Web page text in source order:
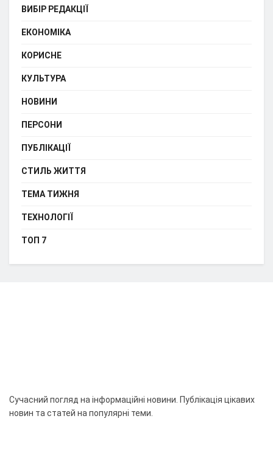
ВИБІР РЕДАКЦІЇ
ЕКОНОМІКА
КОРИСНЕ
КУЛЬТУРА
НОВИНИ
ПЕРСОНИ
ПУБЛІКАЦІЇ
СТИЛЬ ЖИТТЯ
ТЕМА ТИЖНЯ
ТЕХНОЛОГІЇ
ТОП 7
Сучасний погляд на інформаційні новини. Публікація цікавих
новин та статей на популярні теми.